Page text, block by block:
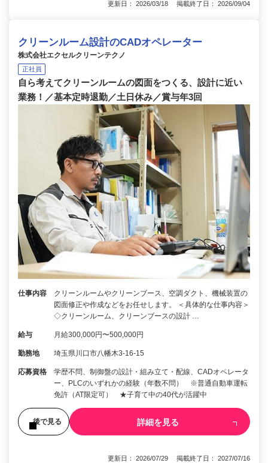
更新日： 2026/03/18 掲載終了日： 2026/09/04
クリーンルーム設計のCADオペレーター
株式会社エクセルクリーンテクノ
正社員
自ら考えてクリーンルームの図面をつくる、設計に近い
業務！／基本定時退勤／土日休み／賞与年3回
仕事内容
クリーンルームやクリーンブース、空調ダクト、機械装置の
図面修正や作成などをお任せします。 ＜具体的な仕事内容＞
◇クリーンルーム、クリーンブースの設計 …
給与 月給300,000円〜500,000円
勤務地 埼玉県川口市八幡木3-16-15
応募資格
学歴不問、制御盤の設計・組み立て・配線、CADオペレータ
ー、PLCのいずれかの経験（年数不問） ※普通自動車運転
免許（AT限定可） ★子育て中の40代が活躍中
後で見る 詳細を見る
更新日： 2026/07/29 掲載終了日： 2027/07/16